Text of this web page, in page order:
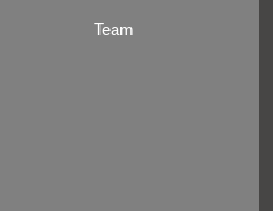
Team